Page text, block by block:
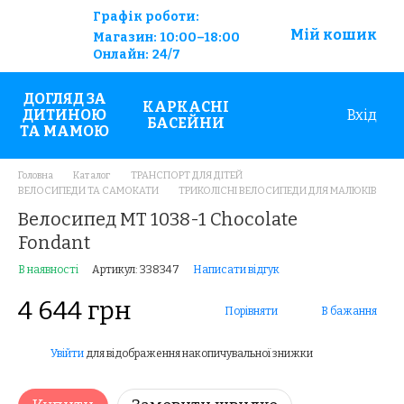
Графік роботи:
Магазин: 10:00–18:00
Онлайн: 24/7
Мій кошик
ДОГЛЯД ЗА
ДИТИНОЮ
ТА МАМОЮ
КАРКАСНІ
БАСЕЙНИ
Вхід
Головна Каталог
ТРАНСПОРТ ДЛЯ ДІТЕЙ
ВЕЛОСИПЕДИ ТА САМОКАТИ
ТРИКОЛІСНІ ВЕЛОСИПЕДИ ДЛЯ МАЛЮКІВ
Велосипед MT 1038-1 Chocolate
Fondant
В наявності Артикул: 338347 Написати відгук
4 644 грн Порівняти В бажання
Увійти для відображення накопичувальної знижки